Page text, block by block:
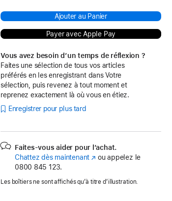
Ajouter au Panier
Payer avec Apple Pay
Vous avez besoin d’un temps de réflexion ?
Faites une sélection de tous vos articles
préférés en les enregistrant dans Votre
sélection, puis revenez à tout moment et
reprenez exactement là où vous en étiez.
Enregistrer pour plus tard
Faites-vous aider pour l’achat.
Chattez dès maintenant (s’ouvre
nouvelle
ou appelez le
0800 845 123.
Les boîtiers ne sont affichés qu’à titre d’illustration.